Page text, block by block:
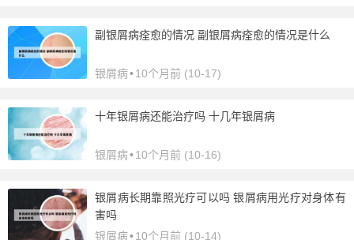
副银屑病痊愈的情况 副银屑病痊愈的情况是什么
银屑病•10个月前 (10-17)
十年银屑病还能治疗吗 十几年银屑病
银屑病•10个月前 (10-16)
银屑病长期靠照光疗可以吗 银屑病用光疗对身体有
害吗
银屑病•10个月前 (10-14)